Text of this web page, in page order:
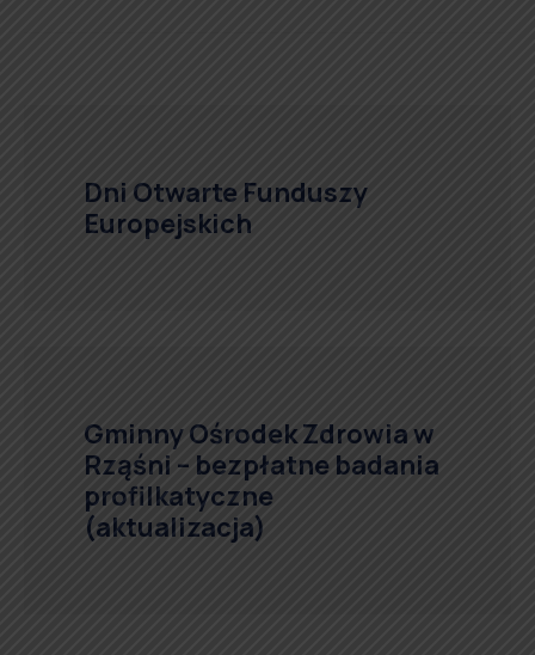
Dni Otwarte Funduszy
Europejskich
Gminny Ośrodek Zdrowia w
Rząśni – bezpłatne badania
profilkatyczne
(aktualizacja)